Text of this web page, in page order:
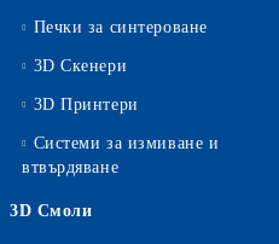
Печки за синтероване
3D Скенери
3D Принтери
Системи за измиване и
втвърдяване
3D Смоли